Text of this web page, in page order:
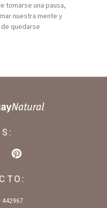
tomarse una pausa,
nuestra mente y
quedarse
442967